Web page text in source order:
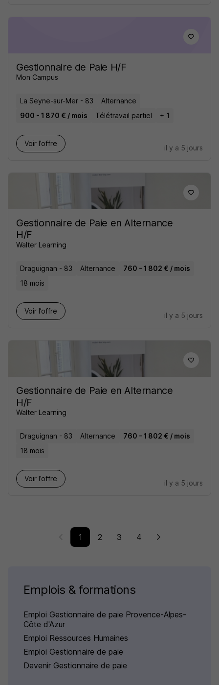
Gestionnaire de Paie H/F
Mon Campus
La Seyne-sur-Mer - 83
Alternance
900 - 1 870 € / mois
Télétravail partiel + 1
Voir l’offre
il y a 5 jours
Gestionnaire de Paie en Alternance
H/F
Walter Learning
Draguignan - 83 Alternance
760 - 1 802 € / mois
18 mois
Voir l’offre
il y a 5 jours
Gestionnaire de Paie en Alternance
H/F
Walter Learning
Draguignan - 83 Alternance
760 - 1 802 € / mois
18 mois
Voir l’offre
il y a 5 jours
1 2 3 4
Emplois & formations
Emploi Gestionnaire de paie Provence-Alpes-
Côte d'Azur
Emploi Ressources Humaines
Emploi Gestionnaire de paie
Devenir Gestionnaire de paie